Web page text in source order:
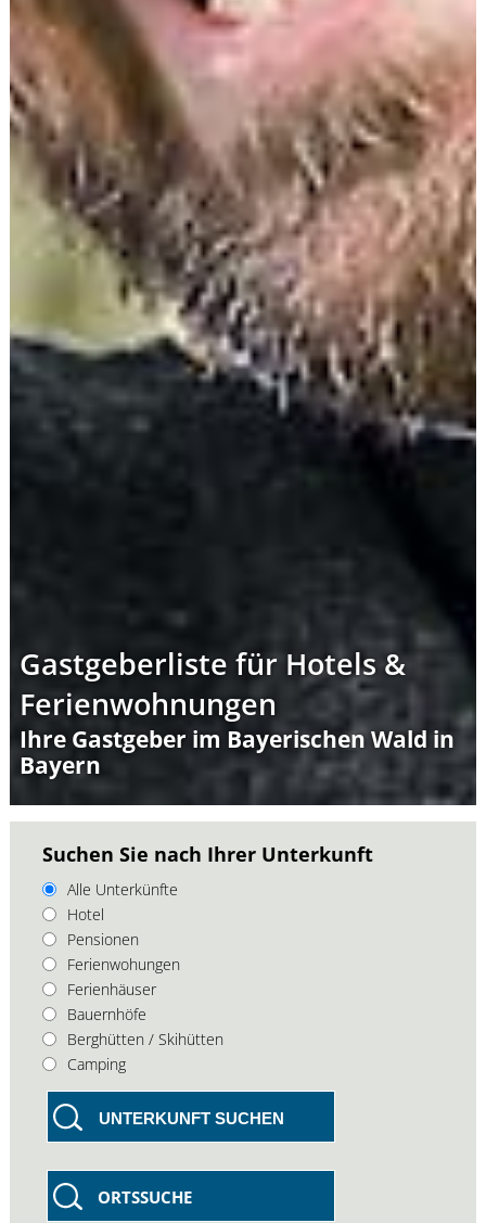
Gastgeberliste für Hotels &
Ferienwohnungen
Ihre Gastgeber im Bayerischen Wald in
Bayern
Suchen Sie nach Ihrer Unterkunft
Alle Unterkünfte
Hotel
Pensionen
Ferienwohungen
Ferienhäuser
Bauernhöfe
Berghütten / Skihütten
Camping
UNTERKUNFT SUCHEN
ORTSSUCHE